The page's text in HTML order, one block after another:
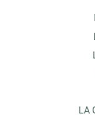
LA